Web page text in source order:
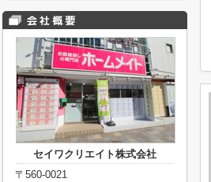
セイワクリエイト株式会社
〒560-0021